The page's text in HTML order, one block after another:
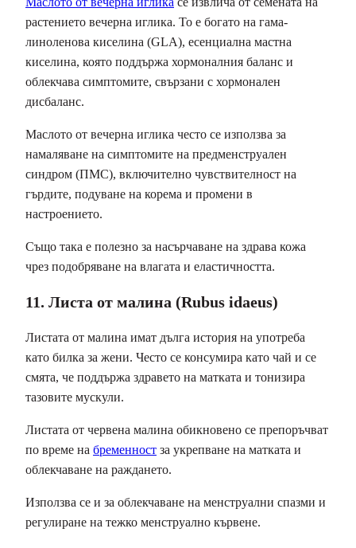
растението вечерна иглика. То е богато на гама-
линоленова киселина (GLA), есенциална мастна
киселина, която поддържа хормоналния баланс и
облекчава симптомите, свързани с хормонален
дисбаланс.
Маслото от вечерна иглика често се използва за
намаляване на симптомите на предменструален
синдром (ПМС), включително чувствителност на
гърдите, подуване на корема и промени в
настроението.
Също така е полезно за насърчаване на здрава кожа
чрез подобряване на влагата и еластичността.
11. Листа от малина (Rubus idaeus)
Листата от малина имат дълга история на употреба
като билка за жени. Често се консумира като чай и се
смята, че поддържа здравето на матката и тонизира
тазовите мускули.
Листата от червена малина обикновено се препоръчват
по време на бременност за укрепване на матката и
облекчаване на раждането.
Използва се и за облекчаване на менструални спазми и
регулиране на тежко менструално кървене.